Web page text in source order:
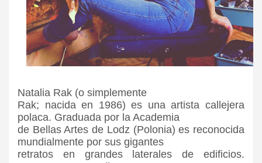
Natalia Rak (o simplemente
Rak; nacida en 1986) es una artista callejera
polaca. Graduada por la Academia
de Bellas Artes de Lodz (Polonia) es reconocida
mundialmente por sus gigantes
retratos en grandes laterales de edificios.